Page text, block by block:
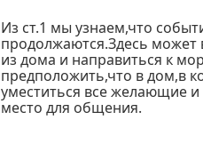
Из ст.1 мы узнаем,что
продолжаются.Здесь может
из дома и направиться к
предположить,что в дом,в
уместиться все желающие
место для общения.